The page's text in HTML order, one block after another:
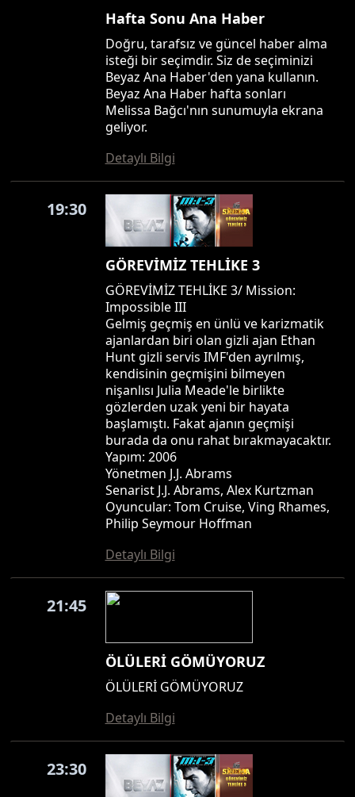
Hafta Sonu Ana Haber
Doğru, tarafsız ve güncel haber alma
isteği bir seçimdir. Siz de seçiminizi
Beyaz Ana Haber'den yana kullanın.
Beyaz Ana Haber hafta sonları
Melissa Bağcı'nın sunumuyla ekrana
geliyor.
Detaylı Bilgi
19:30
GÖREVİMİZ TEHLİKE 3
GÖREVİMİZ TEHLİKE 3/ Mission:
Impossible III
Gelmiş geçmiş en ünlü ve karizmatik
ajanlardan biri olan gizli ajan Ethan
Hunt gizli servis IMF'den ayrılmış,
kendisinin geçmişini bilmeyen
nişanlısı Julia Meade'le birlikte
gözlerden uzak yeni bir hayata
başlamıştı. Fakat ajanın geçmişi
burada da onu rahat bırakmayacaktır.
Yapım: 2006
Yönetmen J.J. Abrams
Senarist J.J. Abrams, Alex Kurtzman
Oyuncular: Tom Cruise, Ving Rhames,
Philip Seymour Hoffman
Detaylı Bilgi
21:45
ÖLÜLERİ GÖMÜYORUZ
ÖLÜLERİ GÖMÜYORUZ
Detaylı Bilgi
23:30